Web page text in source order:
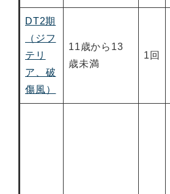
DT2期
（ジフ
テリ
ア、破
傷風）
11歳から13
歳未満
1回